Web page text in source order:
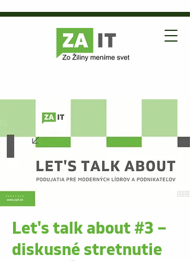
Let's talk about #3 –
diskusné stretnutie